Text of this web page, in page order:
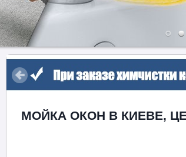
МОЙКА ОКОН В КИЕВЕ,